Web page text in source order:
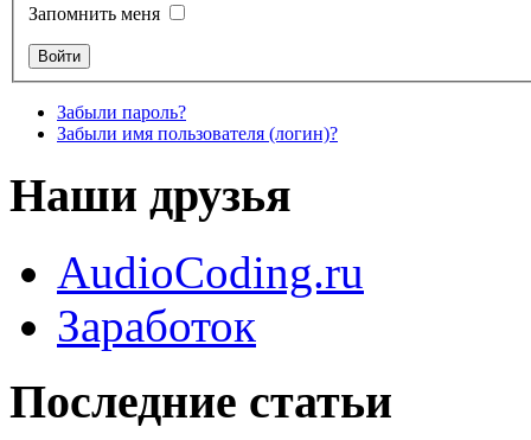
Запомнить меня
Забыли пароль?
Забыли имя пользователя (логин)?
Наши друзья
AudioCoding.ru
Заработок
Последние статьи